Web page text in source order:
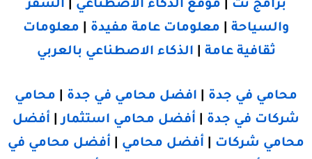
برامج نت
موقع الذكاء الاصطناعي
السفر
والسياحة
معلومات عامة مفيدة
معلومات
ثقافية عامة
الذكاء الاصطناعي بالعربي
محامي في جدة افضل محامي في جدة
محامي
شركات في جدة
أفضل محامي استثمار| أفضل
محامي شركات
أفضل محامي
أفضل محامي في